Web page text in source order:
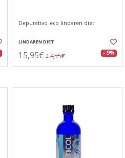
Depurativo eco lindaren diet
LINDAREN DIET
15,95€ 17,55€ - 9%